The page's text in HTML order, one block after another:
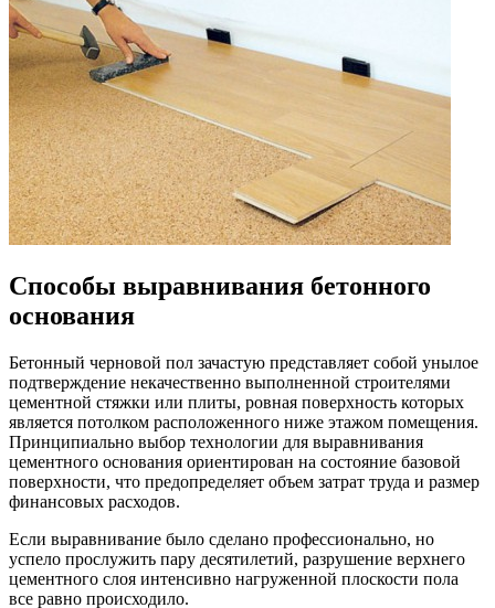
Способы выравнивания бетонного
основания
Бетонный черновой пол зачастую представляет собой унылое
подтверждение некачественно выполненной строителями
цементной стяжки или плиты, ровная поверхность которых
является потолком расположенного ниже этажом помещения.
Принципиально выбор технологии для выравнивания
цементного основания ориентирован на состояние базовой
поверхности, что предопределяет объем затрат труда и размер
финансовых расходов.
Если выравнивание было сделано профессионально, но
успело прослужить пару десятилетий, разрушение верхнего
цементного слоя интенсивно нагруженной плоскости пола
все равно происходило.